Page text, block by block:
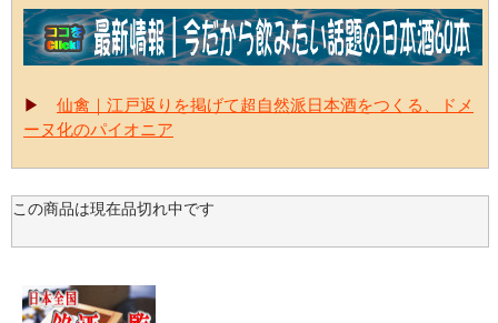
▶ 仙禽｜江戸返りを掲げて超自然派日本酒をつくる、ドメ
ーヌ化のパイオニア
この商品は現在品切れ中です